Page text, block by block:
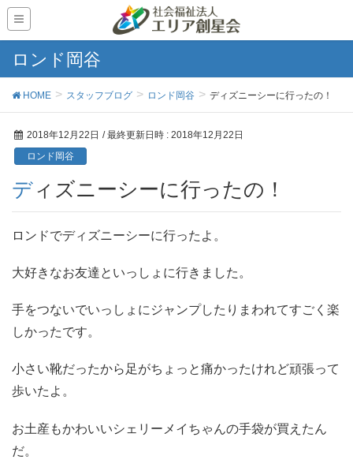
ロンド岡谷
HOME スタッフブログ ロンド岡谷 ディズニーシーに行ったの！
2018年12月22日 / 最終更新日時 : 2018年12月22日
ロンド岡谷
ディズニーシーに行ったの！
ロンドでディズニーシーに行ったよ。
大好きなお友達といっしょに行きました。
手をつないでいっしょにジャンプしたりまわれてすごく楽
しかったです。
小さい靴だったから足がちょっと痛かったけれど頑張って
歩いたよ。
お土産もかわいいシェリーメイちゃんの手袋が買えたん
だ。